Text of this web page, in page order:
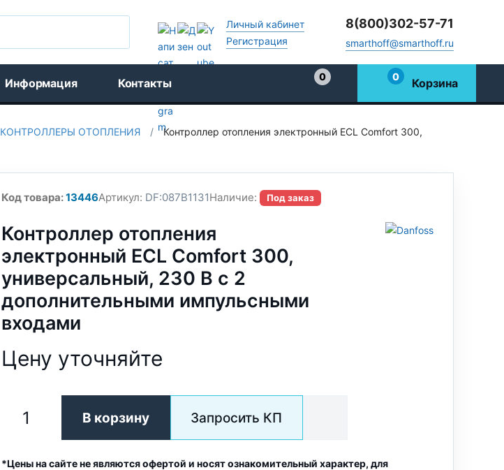
Личный кабинет
Регистрация
8(800)302-57-71
smarthoff@smarthoff.ru
Информация Контакты
0
0 Корзина
КОНТРОЛЛЕРЫ ОТОПЛЕНИЯ /
Контроллер отопления электронный ECL Comfort 300,
Код товара:13446Артикул: DF:087B1131Наличие: Под заказ
Контроллер отопления
электронный ECL Comfort 300,
универсальный, 230 В с 2
дополнительными импульсными
входами
Цену уточняйте
В корзину Запросить КП
*Цены на сайте не являются офертой и носят ознакомительный характер, для